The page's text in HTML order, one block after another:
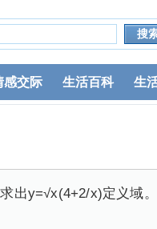
感交际 生活百科 生
出y=√x(4+2/x)定义域。